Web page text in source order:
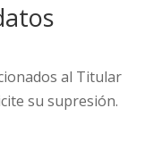
al Titular
su supresión.